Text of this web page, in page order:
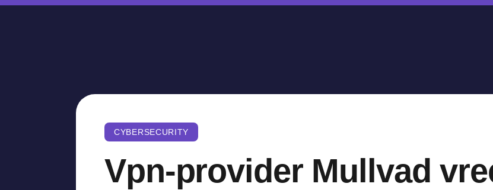
CYBERSECURITY
Vpn-provider Mullvad